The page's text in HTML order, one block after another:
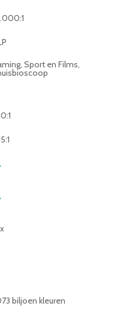
Sport en Films,
biljoen kleuren